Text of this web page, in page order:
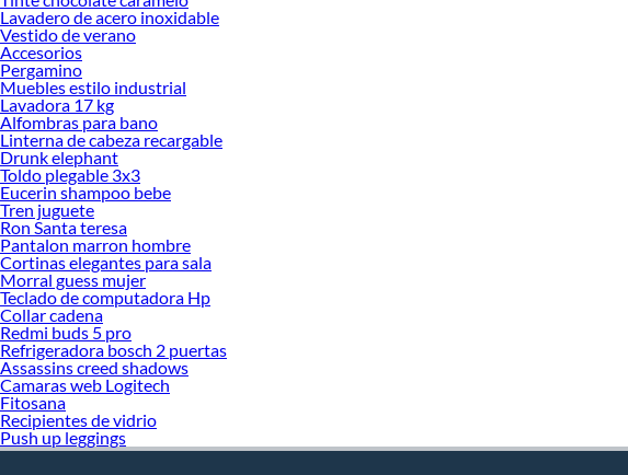
Lavadero de acero inoxidable
Vestido de verano
Accesorios
Pergamino
Muebles estilo industrial
Lavadora 17 kg
Alfombras para bano
Linterna de cabeza recargable
Drunk elephant
Toldo plegable 3x3
Eucerin shampoo bebe
Tren juguete
Ron Santa teresa
Pantalon marron hombre
Cortinas elegantes para sala
Morral guess mujer
Teclado de computadora Hp
Collar cadena
Redmi buds 5 pro
Refrigeradora bosch 2 puertas
Assassins creed shadows
Camaras web Logitech
Fitosana
Recipientes de vidrio
Push up leggings